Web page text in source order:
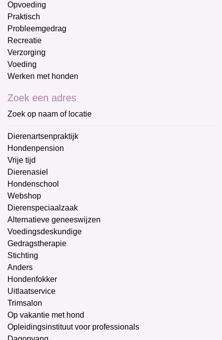
Opvoeding
Praktisch
Probleemgedrag
Recreatie
Verzorging
Voeding
Werken met honden
Zoek een adres
Zoek op naam of locatie
Dierenartsenpraktijk
Hondenpension
Vrije tijd
Dierenasiel
Hondenschool
Webshop
Dierenspeciaalzaak
Alternatieve geneeswijzen
Voedingsdeskundige
Gedragstherapie
Stichting
Anders
Hondenfokker
Uitlaatservice
Trimsalon
Op vakantie met hond
Opleidingsinstituut voor professionals